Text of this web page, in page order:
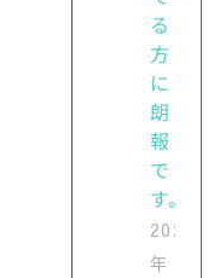
る
方
に
朗
報
で
す。
2024
年